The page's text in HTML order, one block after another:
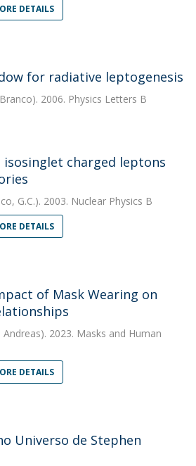
DETAILS
for radiative leptogenesis
2006. Physics Letters B
isosinglet charged leptons
G.C.). 2003. Nuclear Physics B
DETAILS
of Mask Wearing on
Andreas). 2023. Masks and Human
DETAILS
Universo de Stephen